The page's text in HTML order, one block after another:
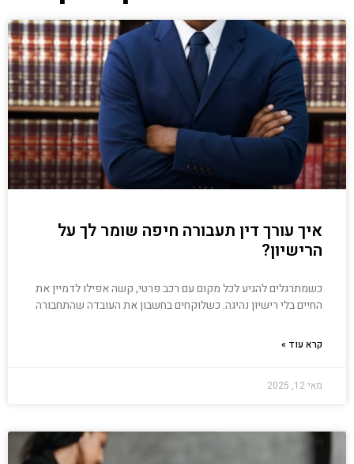
איך עורך דין תעבורה חיפה שומר לך על
הרישיון?
כשמתרגלים להגיע לכל מקום עם רכב פרטי, קשה אפילו לדמיין את
החיים בלי רישיון נהיגה. כשלוקחים בחשבון את העובדה שהתחבורה
קרא עוד »
מאי 12, 2025